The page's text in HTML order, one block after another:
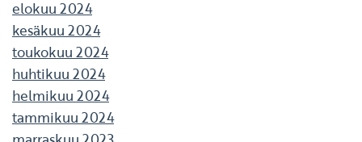
elokuu 2024
kesäkuu 2024
toukokuu 2024
huhtikuu 2024
helmikuu 2024
tammikuu 2024